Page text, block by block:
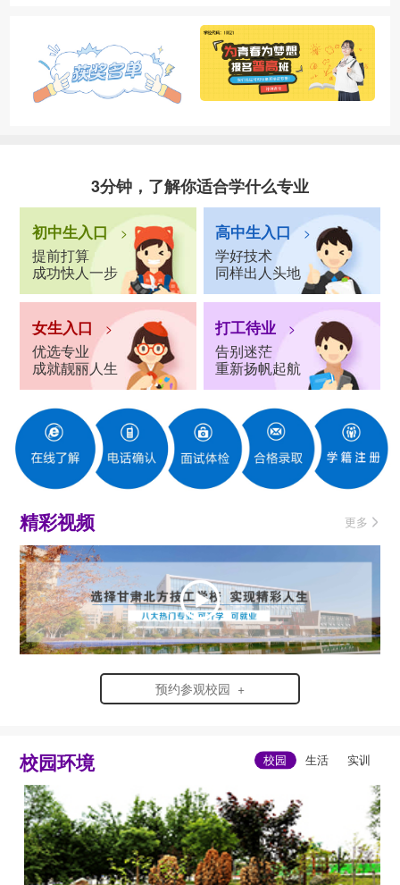
3分钟，了解你适合学什么专业
初中生入口 >
提前打算
成功快人一步
高中生入口 >
学好技术
同样出人头地
女生入口 >
优选专业
成就靓丽人生
打工待业 >
告别迷茫
重新扬帆起航
精彩视频 更多
预约参观校园 +
校园环境